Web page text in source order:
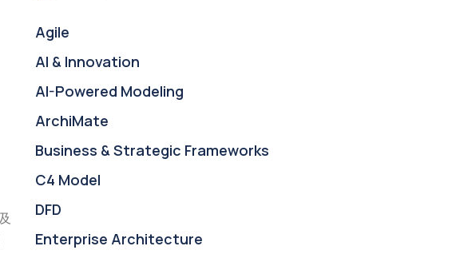
Agile
AI & Innovation
AI-Powered Modeling
ArchiMate
Business & Strategic Frameworks
C4 Model
DFD
Enterprise Architecture